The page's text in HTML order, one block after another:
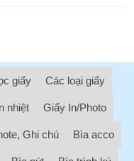
giấy Các loại giấy
nhiệt Giấy In/Photo
Ghi chú Bìa acco